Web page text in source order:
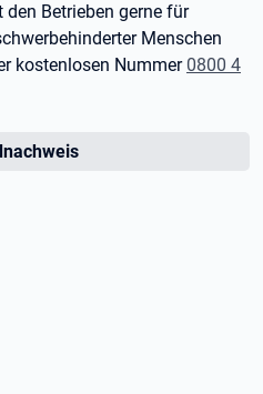
den Betrieben gerne für
Menschen
kostenlosen Nummer 0800 4